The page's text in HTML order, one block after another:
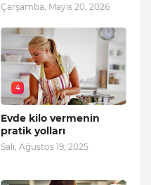
Çarşamba, Mayıs 20, 2026
4
Evde kilo vermenin
pratik yolları
Salı, Ağustos 19, 2025